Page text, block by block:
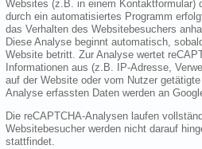
Websites (z.B. in einem Kontaktformular)
durch ein automatisiertes Programm
das Verhalten des Websitebesuchers
Diese Analyse beginnt automatisch,
Website betritt. Zur Analyse wertet
Informationen aus (z.B. IP-Adresse,
auf der Website oder vom Nutzer
Analyse erfassten Daten werden an
Die reCAPTCHA-Analysen laufen
Websitebesucher werden nicht darauf
stattfindet.